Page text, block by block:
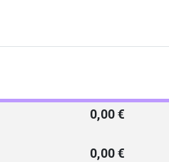
0,00 €
0,00 €